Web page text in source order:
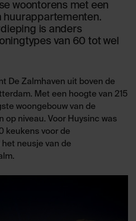
woontorens met een
huurappartementen.
is anders
van 60 tot wel
De Zalmhaven uit boven de
Met een hoogte van 215
woongebouw van de
op niveau. Voor Huysinc was
keukens voor de
neusje van de